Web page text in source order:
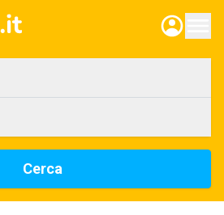
Cerca